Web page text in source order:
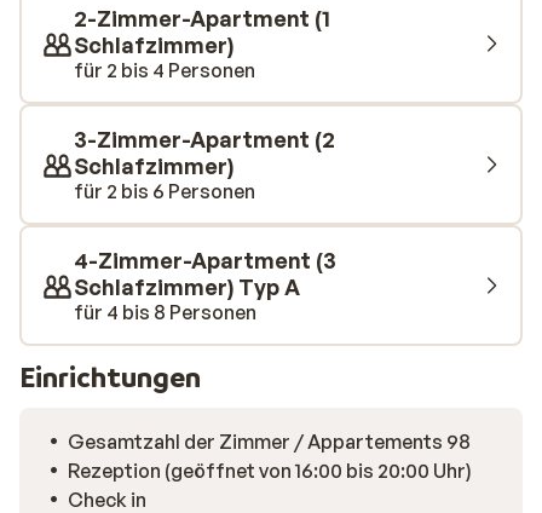
über eine voll ausgestattete Küche und ein luxuriöses
Bad. Das gemütliche Zentrum von Châtel ist 800 Meter
entfernt, ebenso wie die Gondel "Super Châtel". Haben
Sie sich für einen erweiterten Skipass entschieden?
Dann hält der Skibus in der Nähe und bringt Sie direkt
zur Gondelbahn "Le Linga". Beide Lifte können mit dem
kostenlosen Skibus erreicht werden. Nach einem Tag
auf der Piste können Sie sich am gemütlichen Kamin in
bereit für echte Entspannung? Dann besuchen Sie das
umfangreiche Wellness-Center, wo Sie unter anderem
ein beheiztes Schwimmbad, ein Hammam und einen
Whirlpool kostenlos nutzen können. So können Sie am
nächsten Tag völlig ausgeruht auf die Piste gehen.
2-Zimmer-Apartment (1
Schlafzimmer)
für 2 bis 4 Personen
3-Zimmer-Apartment (2
Schlafzimmer)
für 2 bis 6 Personen
4-Zimmer-Apartment (3
Schlafzimmer) Typ A
für 4 bis 8 Personen
Einrichtungen
Gesamtzahl der Zimmer / Appartements 98
Rezeption (geöffnet von 16:00 bis 20:00 Uhr)
Check in